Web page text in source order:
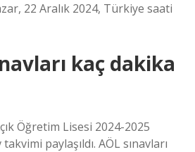
22 Aralık 2024, Türkiye saati
kaç dakika
Öğretim Lisesi 2024-2025
paylaşıldı. AÖL sınavları